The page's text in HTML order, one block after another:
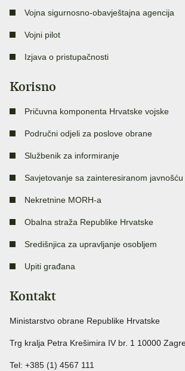
Vojna sigurnosno-obavještajna agencija
Vojni pilot
Izjava o pristupačnosti
Korisno
Pričuvna komponenta Hrvatske vojske
Područni odjeli za poslove obrane
Službenik za informiranje
Savjetovanje sa zainteresiranom javnošću
Nekretnine MORH-a
Obalna straža Republike Hrvatske
Središnjica za upravljanje osobljem
Upiti građana
Kontakt
Ministarstvo obrane Republike Hrvatske
Trg kralja Petra Krešimira IV br. 1 10000
Tel: +385 (1) 4567 111